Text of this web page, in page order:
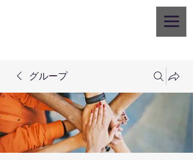
グループ